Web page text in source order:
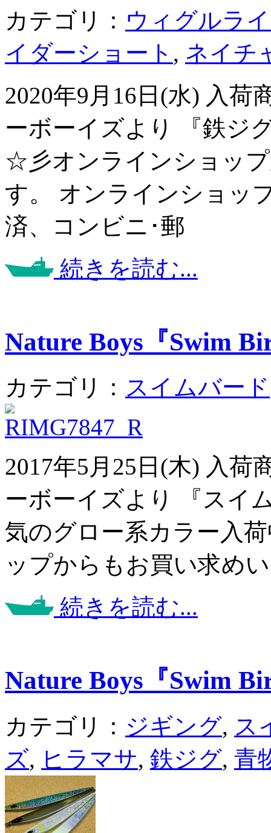
カテゴリ： ウィグルラ
イダーショート , ネイチ
2020年9月16日(水) 入荷
ーボーイズより 『鉄ジ
☆彡オンラインショッ
す。 オンラインショッ
済、コンビニ･郵
続きを読む...
Nature Boys『Swim
カテゴリ： スイムバード
2017年5月25日(木) 入荷
ーボーイズより 『スイ
気のグロー系カラー入
ップからもお買い求め
続きを読む...
Nature Boys『Swim
カテゴリ： ジギング, ス
ズ, ヒラマサ, 鉄ジグ, 青